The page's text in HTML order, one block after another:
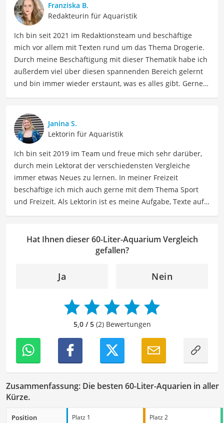
Franziska B.
Redakteurin für Aquaristik
Ich bin seit 2021 im Redaktionsteam und beschäftige
mich vor allem mit Texten rund um das Thema Drogerie.
Durch meine Beschäftigung mit dieser Thematik habe ich
außerdem viel über diesen spannenden Bereich gelernt
und bin immer wieder erstaunt, was es alles gibt. Gerne
über Beauty- sowie Pflegeprodukte, Gesundheitsartikel,
Haushaltswaren und vieles mehr. Meine Beiträge
umfassen Produktvergleiche, Tipps, Trends und
Empfehlungen, um Lesern dabei zu helfen, die besten
Produkte für ihre Bedürfnisse zu finden sowie sowohl ihre
Schönheits- als auch Pflegeroutine zu optimieren.
Der 60-Liter-Aquarium-Vergleich ist aus unserer Sicht
besonders empfehlenswert fürAquaristik-Enthusiasten.
Janina S.
Lektorin für Aquaristik
Ich bin seit 2019 im Team und freue mich sehr darüber,
durch mein Lektorat der verschiedensten Vergleiche
immer etwas Neues zu lernen. In meiner Freizeit
beschäftige ich mich auch gerne mit dem Thema Sport
und Freizeit. Als Lektorin ist es meine Aufgabe, Texte auf
Autoren dabei zu helfen, ihre Botschaften klar und
effektiv zu kommunizieren. Durch meine Leidenschaft für
Interessen, bringe ich frische Perspektiven sowie neue
dass die Texte sowohl qualitativ hochwertig als auch
ansprechend sind.
Hat Ihnen dieser 60-Liter-Aquarium Vergleich
gefallen?
Ja Nein
5,0 / 5(2) Bewertungen
Zusammenfassung: Die besten 60-Liter-Aquarien in aller
Kürze.
Position Platz 1 Platz 2